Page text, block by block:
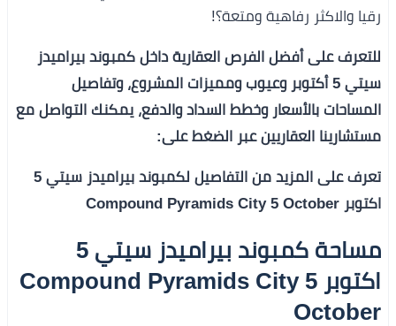
رقيا والاكثر رفاهية ومتعة؟!
للتعرف على أفضل الفرص العقارية داخل كمبوند بيراميدز
سيتي 5 أكتوبر وعيوب ومميزات المشروع، وتفاصيل
المساحات بالأسعار وخطط السداد والدفع، يمكنك التواصل مع
مستشارينا العقاريين عبر الضغط على:
تعرف على المزيد من التفاصيل لكمبوند بيراميدز سيتي 5
اكتوبر Compound Pyramids City 5 October
مساحة كمبوند بيراميدز سيتي 5
اكتوبر Compound Pyramids City 5
October